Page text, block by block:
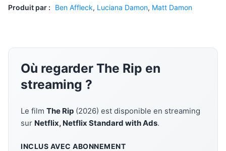
Produit par : Ben Affleck, Luciana Damon, Matt Damon
Où regarder The Rip en
streaming ?
Le film The Rip (2026) est disponible en streaming
sur Netflix, Netflix Standard with Ads.
INCLUS AVEC ABONNEMENT